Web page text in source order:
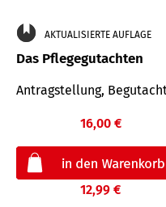
AKTUALISIERTE AUFLAGE
Das Pflegegutachten
Antragstellung,
16,00 €
12,99 €